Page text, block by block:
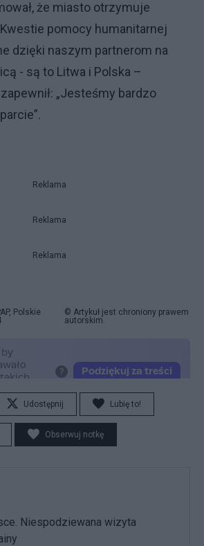
że miasto otrzymuje
pomocy humanitarnej
dzięki naszym partnerom na
- są to Litwa i Polska –
„Jesteśmy bardzo
Reklama
Reklama
Reklama
Polskie
© Artykuł jest chroniony prawem
autorskim.
Udostępnij Lubię to!
Obserwuj notkę
Niespodziewana wizyta